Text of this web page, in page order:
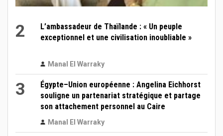
2
L’ambassadeur de Thaïlande : « Un peuple
exceptionnel et une civilisation inoubliable »
Manal El Warraky
3
Égypte–Union européenne : Angelina Eichhorst
souligne un partenariat stratégique et partage
son attachement personnel au Caire
Manal El Warraky